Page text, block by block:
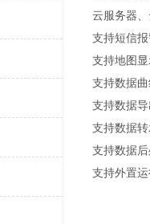
云服务器
支持短信
支持地图
支持数据
支持数据
支持数据
支持数据
支持外置运